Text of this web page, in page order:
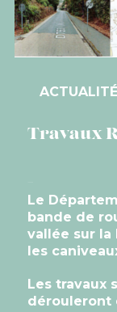
ACTUALITÉ
Travaux
Le
bande de
vallée sur la
les
Les travaux
dérouleront